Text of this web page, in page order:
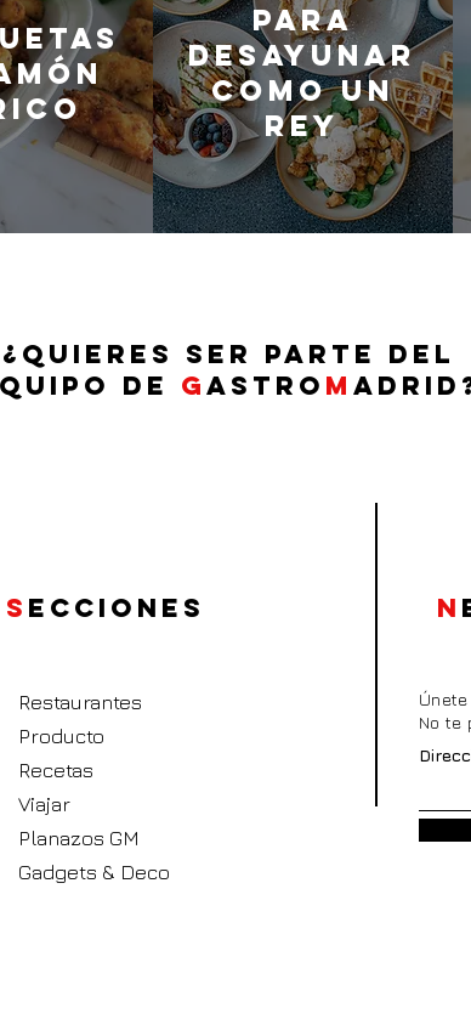
Para
desayunar
como un
rey
¿QUIERES SER PARTE DEL
DE GASTRO M
S ecciones N
Restaurantes
Producto
Recetas
Viajar
Planazos GM
Gadgets & Deco
No te